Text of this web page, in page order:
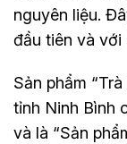
nguyên liệu.
đầu tiên và với
Sản phẩm
tỉnh Ninh Bình
và là “Sản